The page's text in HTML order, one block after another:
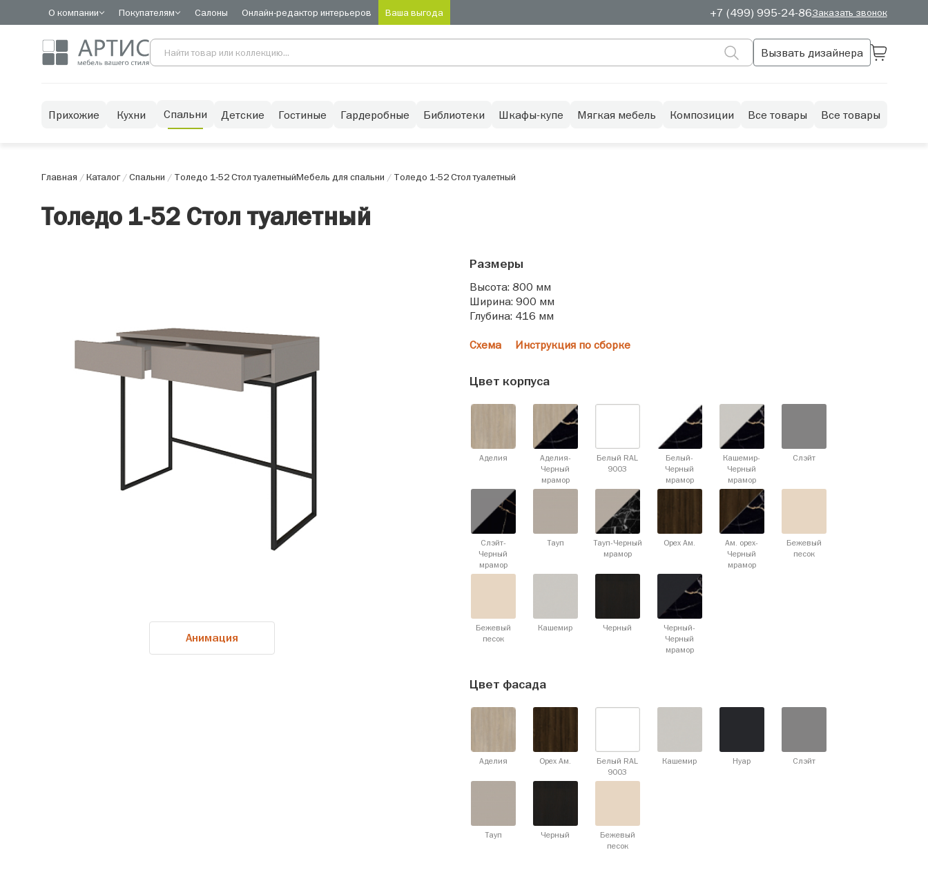
О компании Покупателям Салоны Онлайн-редактор интерьеров Ваша выгода +7 (499) 995-24-86Заказать звонок
Вызвать дизайнера
Прихожие Кухни Спальни Детские Гостиные Гардеробные Библиотеки Шкафы-купе Мягкая мебель Композиции Все товары Все товары
Главная /Каталог/Спальни / Толедо 1-52 Стол туалетныйМебель для спальни / Толедо 1-52 Стол туалетный
Толедо 1-52 Стол туалетный
Анимация
Размеры
Высота: 800 мм
Ширина: 900 мм
Глубина: 416 мм
Схема Инструкция по сборке
Цвет корпуса
Аделия
Аделия-
Черный
мрамор
Белый RAL
9003
Белый-
Черный
мрамор
Кашемир-
Черный
мрамор
Слэйт
Слэйт-
Черный
мрамор
Тауп
Тауп-Черный
мрамор
Орех Ам.
Ам. орех-
Черный
мрамор
Бежевый
песок
Бежевый
песок
Кашемир Черный
Черный-
Черный
мрамор
Цвет фасада
Аделия Орех Ам.
Белый RAL
9003
Кашемир Нуар Слэйт
Тауп Черный
Бежевый
песок